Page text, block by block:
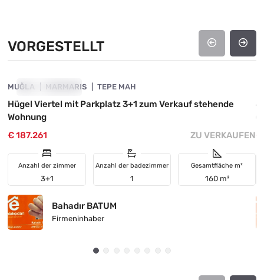
VORGESTELLT
VORGESTELLT
MUĞLA MARMARIS TEPE MAH
Hügel Viertel mit Parkplatz 3+1 zum Verkauf stehende
Wohnung
€ 187.261
ZU VERKAUFEN
Anzahl der zimmer
3+1
Anzahl der badezimmer
1
Gesamtfläche m²
160 m²
Bahadır BATUM
Firmeninhaber
€